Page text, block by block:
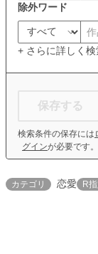
除外ワード
+ さらに詳しく検
保存する
検索条件の保存には
グインが必要です。
カテゴリ 恋愛 R